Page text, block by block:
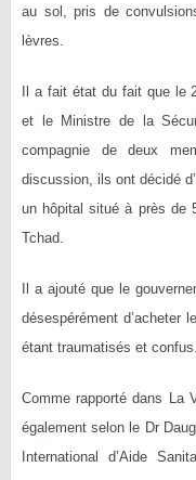
au sol, pris de
lèvres.
Il a fait état du fait que le
et le Ministre de la
compagnie de deux
discussion, ils ont décidé
un hôpital situé à près de
Tchad.
Il a ajouté que le
désespérément d’acheter
étant traumatisés et confus.
Comme rapporté dans La
également selon le Dr
International d’Aide